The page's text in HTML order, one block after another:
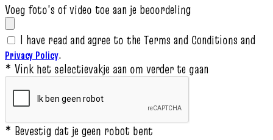
Voeg foto's of video toe aan je beoordeling
I have read and agree to the Terms and Conditions and
Privacy Policy.
* Vink het selectievakje aan om verder te gaan
* Bevestig dat je geen robot bent